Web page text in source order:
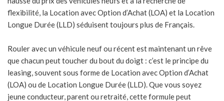
flexibilité, la Location avec Option d’Achat (LOA) et la Location
Longue Durée (LLD) séduisent toujours plus de Français.
Rouler avec un véhicule neuf ou récent est maintenant un rêve
que chacun peut toucher du bout du doigt : c’est le principe du
leasing, souvent sous forme de Location avec Option d’Achat
(LOA) ou de Location Longue Durée (LLD). Que vous soyez
jeune conducteur, parent ou retraité, cette formule peut